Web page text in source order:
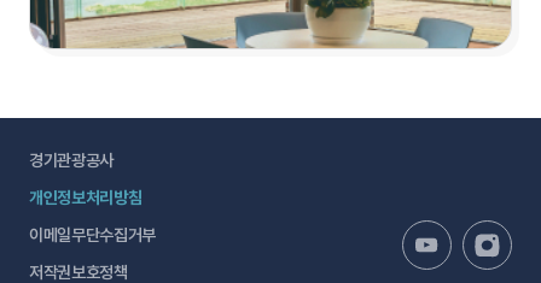
경기관광공사
개인정보처리방침
이메일무단수집거부
저작권보호정책